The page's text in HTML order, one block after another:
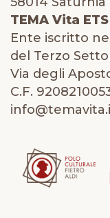
TEMA Vita ETS
Ente iscritto
del Terzo
Via degli
C.F.